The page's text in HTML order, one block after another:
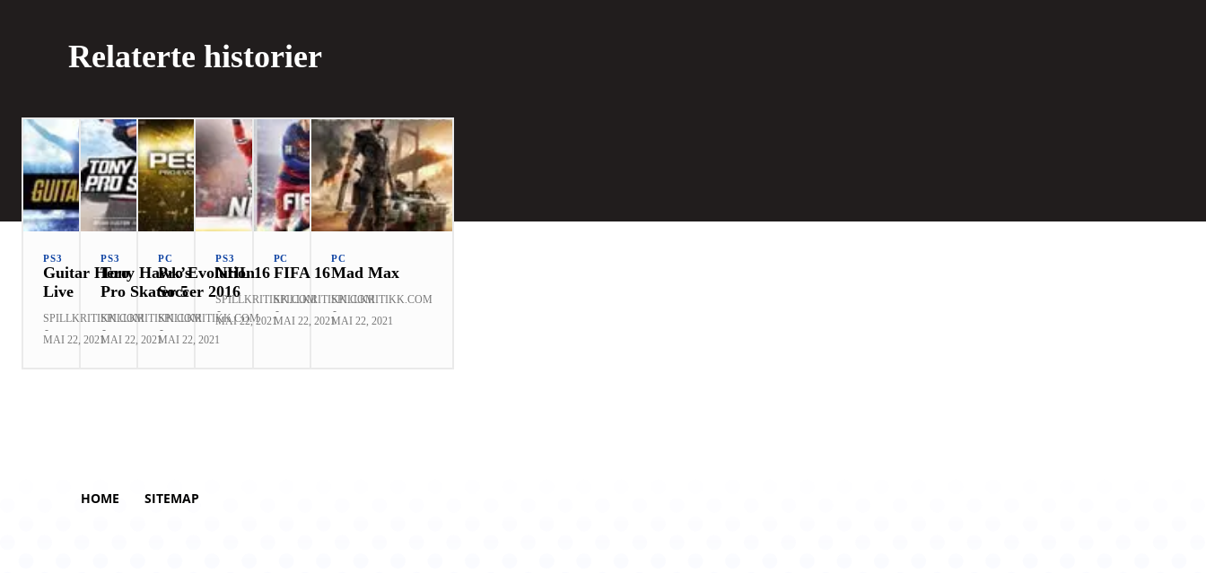
Relaterte historier
PS3
Guitar Hero
Live
SPILLKRITIKK.COM
-
MAI 22, 2021
PS3
Tony Hawk’s
Pro Skater 5
SPILLKRITIKK.COM
-
MAI 22, 2021
PC
Pro Evolution
Soccer 2016
SPILLKRITIKK.COM
-
MAI 22, 2021
PS3
NHL 16
SPILLKRITIKK.COM
-
MAI 22, 2021
PC
FIFA 16
SPILLKRITIKK.COM
-
MAI 22, 2021
PC
Mad Max
SPILLKRITIKK.COM
-
MAI 22, 2021
HOME SITEMAP